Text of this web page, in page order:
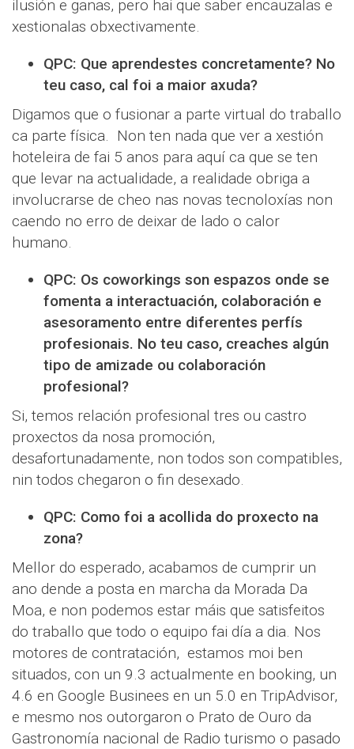
ilusión e ganas, pero hai que saber encauzalas e
xestionalas obxectivamente.
QPC: Que aprendestes concretamente? No
teu caso, cal foi a maior axuda?
Digamos que o fusionar a parte virtual do traballo
ca parte física. Non ten nada que ver a xestión
hoteleira de fai 5 anos para aquí ca que se ten
que levar na actualidade, a realidade obriga a
involucrarse de cheo nas novas tecnoloxías non
caendo no erro de deixar de lado o calor
humano.
QPC: Os coworkings son espazos onde se
fomenta a interactuación, colaboración e
asesoramento entre diferentes perfís
profesionais. No teu caso, creaches algún
tipo de amizade ou colaboración
profesional?
Si, temos relación profesional tres ou castro
proxectos da nosa promoción,
desafortunadamente, non todos son compatibles,
nin todos chegaron o fin desexado.
QPC: Como foi a acollida do proxecto na
zona?
Mellor do esperado, acabamos de cumprir un
ano dende a posta en marcha da Morada Da
Moa, e non podemos estar máis que satisfeitos
do traballo que todo o equipo fai día a dia. Nos
motores de contratación, estamos moi ben
situados, con un 9.3 actualmente en booking, un
4.6 en Google Businees en un 5.0 en TripAdvisor,
e mesmo nos outorgaron o Prato de Ouro da
Gastronomía nacional de Radio turismo o pasado